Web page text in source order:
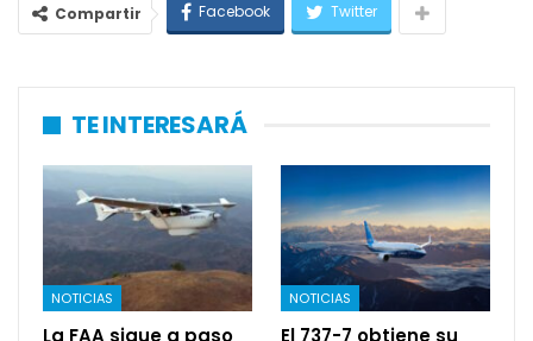
Compartir Facebook Twitter
TE INTERESARÁ
NOTICIAS
La FAA sigue a paso
NOTICIAS
El 737-7 obtiene su